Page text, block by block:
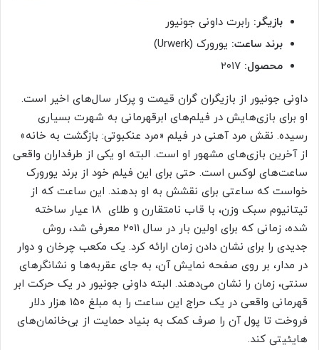
بازیگر: رابرت داونی جونیور
برند ساعت: یورورک (Urwerk)
محصول:
داونی جونیور از بازیگران گران قیمت و پرکار سال‌های اخیر است.
او برای بازی‌هایش در فیلم‌های ابرقهرمانی به شهرت بسیاری
رسیده. نقش مرد آهنی در فیلم «مرد عنکبوتی: بازگشت به خانه»
از آخرین بازی‌های مشهور او است. البته او یکی از طرفداران واقعی
ساعت‌های لوکس است. حتی برای این فیلم خود از برند یورورک
خواست که ساعتی برای نقشش به او بدهند. این ساعت که از
تیتانیوم سبک وزن، با قاب نامتقارن و طلای ۱۸ عیار ساخته
شده، زمانی که برای اولین بار در سال ۲۰۱۱ معرفی شد، روش
جدیدی را برای نشان دادن زمان ارائه کرد. یک مکعب چرخان و دوار
در مدار، بر روی صفحه نمایش آن، به جای عقربه‌ها و نشانگرهای
سنتی، زمان را نشان می‌دهند. البته داونی جونیور در یک حرکت ابر
قهرمانی واقعی در یک حراج این ساعت را به مبلغ ۱۵۰ هزار دلار
فروخت تا پول آن را صرف کمک به بنیاد حمایت از بی‌خانمان‌های
هایئیتی کند.